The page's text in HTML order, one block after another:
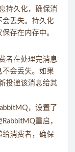
持久化，确保消
会丢失。持久化
存在内存中。
者在处理完消息
不会丢失。如果
投递该消息给其
，设置了
重启，
给消费者，确保